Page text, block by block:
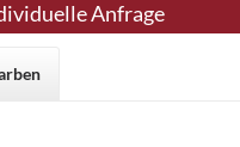
Anfrage